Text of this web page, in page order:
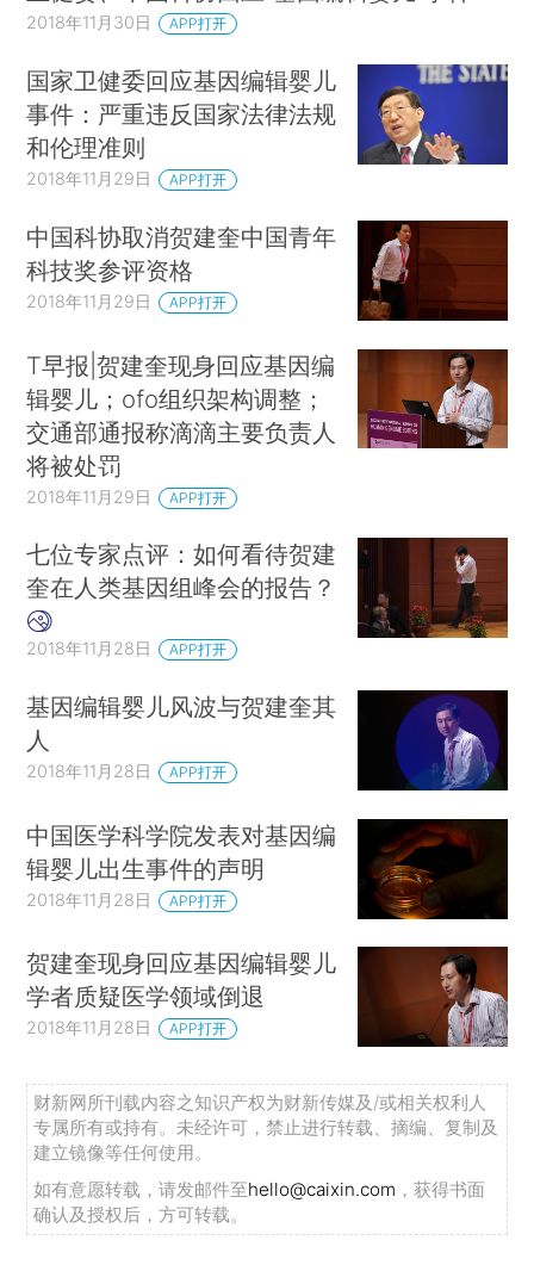
2018年11月30日 APP打开
国家卫健委回应基因编辑婴儿
事件：严重违反国家法律法规
和伦理准则
2018年11月29日 APP打开
中国科协取消贺建奎中国青年
科技奖参评资格
2018年11月29日 APP打开
T早报|贺建奎现身回应基因编
辑婴儿；ofo组织架构调整；
交通部通报称滴滴主要负责人
将被处罚
2018年11月29日 APP打开
七位专家点评：如何看待贺建
奎在人类基因组峰会的报告？
2018年11月28日 APP打开
基因编辑婴儿风波与贺建奎其
人
2018年11月28日 APP打开
中国医学科学院发表对基因编
辑婴儿出生事件的声明
2018年11月28日 APP打开
贺建奎现身回应基因编辑婴儿
学者质疑医学领域倒退
2018年11月28日 APP打开
财新网所刊载内容之知识产权为财新传媒及/或相关权利人
专属所有或持有。未经许可，禁止进行转载、摘编、复制及
建立镜像等任何使用。
如有意愿转载，请发邮件至hello@caixin.com ，获得书面
确认及授权后，方可转载。